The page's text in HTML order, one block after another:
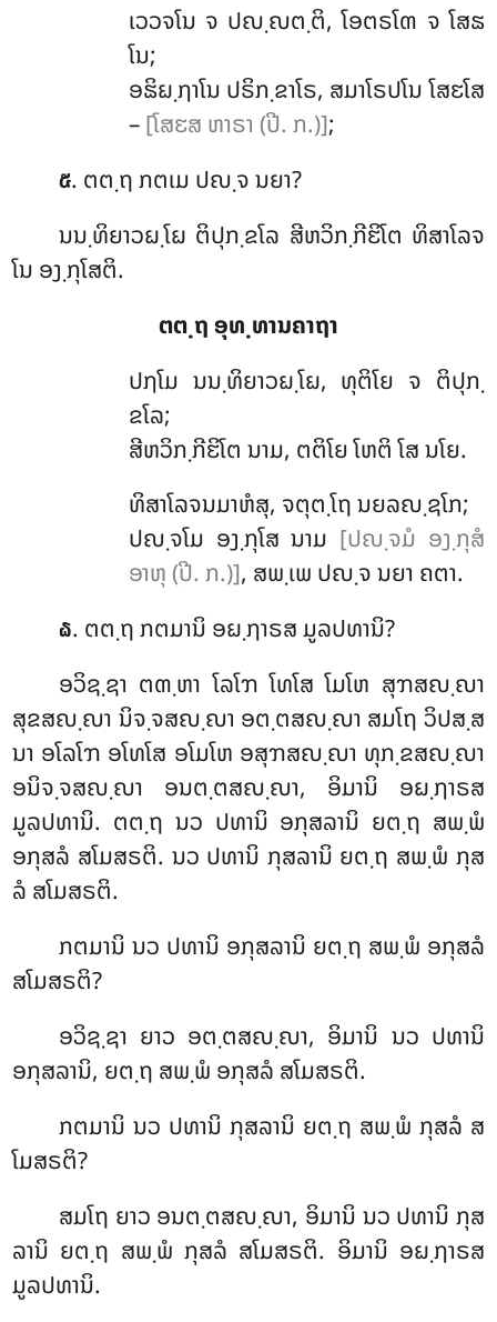
ເວວຈໂນ ຈ ປຎ຺ຎຕ຺ຕິ, ໂອຕຣໂຓ ຈ ໂສຘ
ໂນ;
ອຘິຏ຺ຐາໂນ ປຣິກ຺ຂາໂຣ, ສມາໂຣປໂນ ໂສຬໂສ
–[ໂສຬສ ຫາຣາ (ປີ. ກ.)];
໕. ຕຕ຺ຖ ກຕເມ ປຎ຺ຈ ນຍາ?
ນນ຺ທິຍາວຏ຺ໂຏ ຕິປຸກ຺ຂໂລ ສີຫວິກ຺ກີຬິໂຕ ທິສາໂລຈ
ໂນ ອງ຺ກຸໂສຕິ.
ຕຕ຺ຖ ອຸທ຺ທານຄາຖາ
ປຐໂມ ນນ຺ທິຍາວຏ຺ໂຏ, ທຸຕິໂຍ ຈ ຕິປຸກ຺
ຂໂລ;
ສີຫວິກ຺ກີຬິໂຕ ນາມ, ຕຕິໂຍ ໂຫຕິ ໂສ ນໂຍ.
ທິສາໂລຈນມາຫໍສຸ, ຈຕຸຕ຺ໂຖ ນຍລຎ຺ຊໂກ;
ປຎ຺ຈໂມ ອງ຺ກຸໂສ ນາມ [ປຎ຺ຈມໍ ອງ຺ກຸສໍ
ອາຫຸ (ປີ. ກ.)], ສພ຺ເພ ປຎ຺ຈ ນຍາ ຄຕາ.
໖. ຕຕ຺ຖ ກຕມານິ ອຏ຺ຐາຣສ ມູລປທານິ?
ອວິຊ຺ຊາ ຕຓ຺ຫາ ໂລໂຠ ໂທໂສ ໂມໂຫ ສຸຠສຎ຺ຎາ
ສຸຂສຎ຺ຎາ ນິຈ຺ຈສຎ຺ຎາ ອຕ຺ຕສຎ຺ຎາ ສມໂຖ ວິປສ຺ສ
ນາ ອໂລໂຠ ອໂທໂສ ອໂມໂຫ ອສຸຠສຎ຺ຎາ ທຸກ຺ຂສຎ຺ຎາ
ອນິຈ຺ຈສຎ຺ຎາ ອນຕ຺ຕສຎ຺ຎາ, ອິມານິ ອຏ຺ຐາຣສ
ມູລປທານິ. ຕຕ຺ຖ ນວ ປທານິ ອກຸສລານິ ຍຕ຺ຖ ສພ຺ພໍ
ອກຸສລໍ ສໂມສຣຕິ. ນວ ປທານິ ກຸສລານິ ຍຕ຺ຖ ສພ຺ພໍ ກຸສ
ລໍ ສໂມສຣຕິ.
ກຕມານິ ນວ ປທານິ ອກຸສລານິ ຍຕ຺ຖ ສພ຺ພໍ ອກຸສລໍ
ສໂມສຣຕິ?
ອວິຊ຺ຊາ ຍາວ ອຕ຺ຕສຎ຺ຎາ, ອິມານິ ນວ ປທານິ
ອກຸສລານິ, ຍຕ຺ຖ ສພ຺ພໍ ອກຸສລໍ ສໂມສຣຕິ.
ກຕມານິ ນວ ປທານິ ກຸສລານິ ຍຕ຺ຖ ສພ຺ພໍ ກຸສລໍ ສ
ໂມສຣຕິ?
ສມໂຖ ຍາວ ອນຕ຺ຕສຎ຺ຎາ, ອິມານິ ນວ ປທານິ ກຸສ
ລານິ ຍຕ຺ຖ ສພ຺ພໍ ກຸສລໍ ສໂມສຣຕິ. ອິມານິ ອຏ຺ຐາຣສ
ມູລປທານິ.